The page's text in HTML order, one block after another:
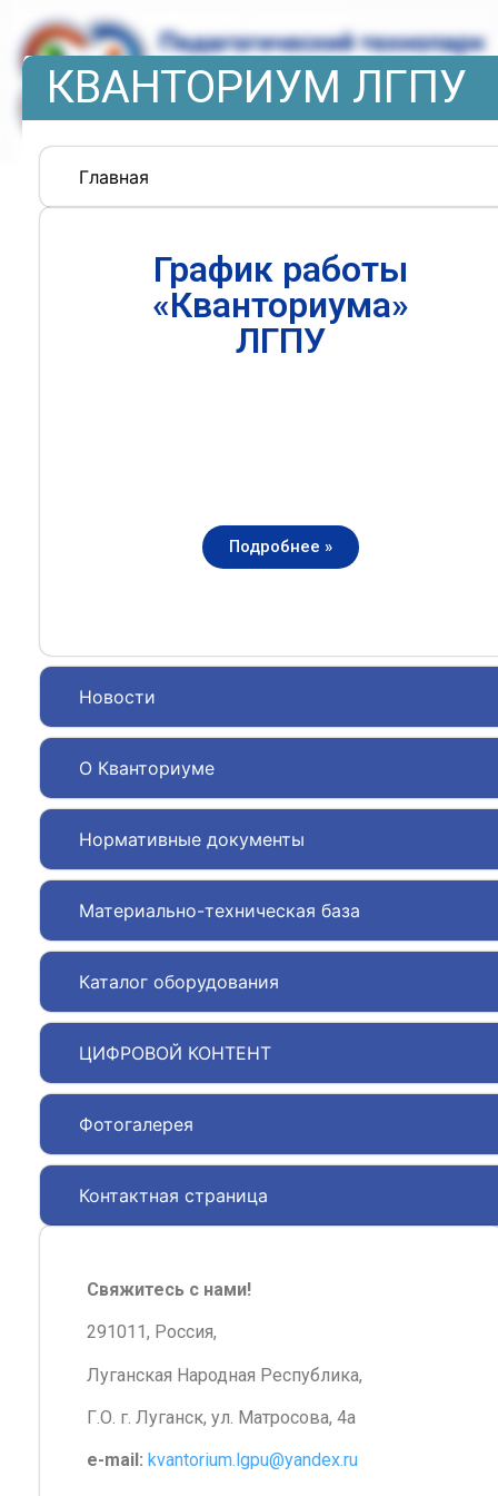
КВАНТОРИУМ ЛГПУ
Главная
Новости
О Кванториуме
Нормативные документы
Материально-техническая база
Каталог оборудования
ЦИФРОВОЙ КОНТЕНТ
Фотогалерея
Контактная страница
График работы
«Кванториума»
ЛГПУ
Подробнее »
Свяжитесь с нами!
291011, Россия,
Луганская Народная Республика,
Г.О. г. Луганск, ул. Матросова, 4а
e-mail: kvantorium.lgpu@yandex.ru